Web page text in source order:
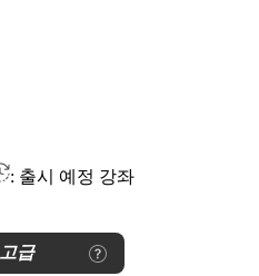
: 출시 예정 강좌
고급